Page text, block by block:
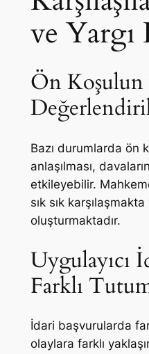
ve Yargı
Ön Koşulun
Bazı durumlarda ön
anlaşılması,
etkileyebilir.
sık sık
oluşturmaktadır.
Uygulayıcı
Farklı
İdari başvurularda
olaylara farklı